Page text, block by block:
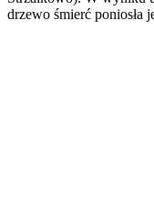
drzewo śmierć poniosła